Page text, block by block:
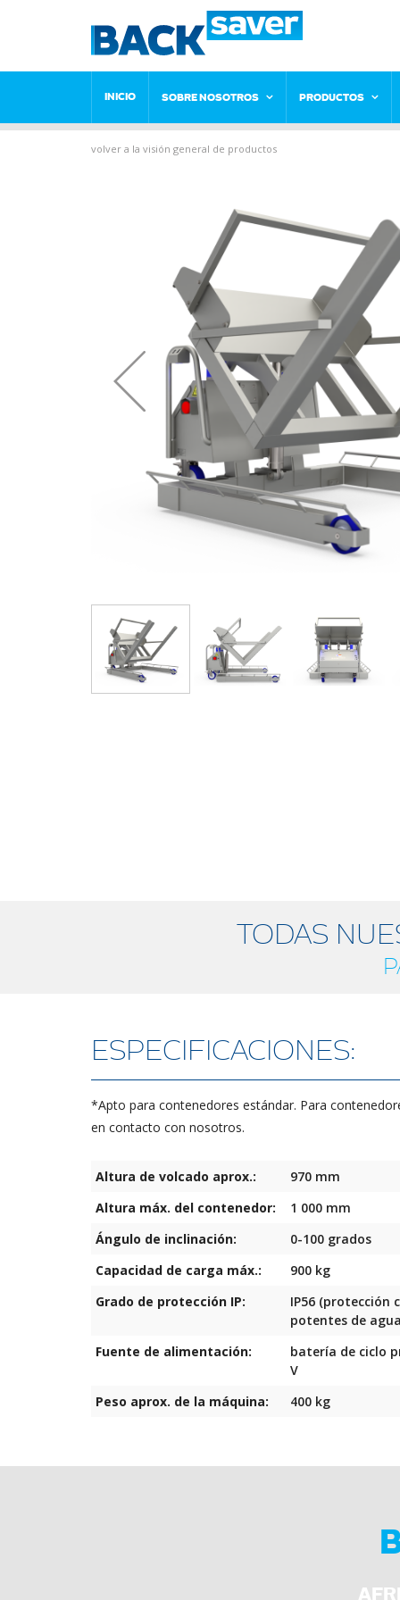
INICIO SOBRE NOSOTROS PRODUCTOS
volver a la visión general de productos
TODAS
ESPECIFICACIONES:
*Apto para contenedores estándar. Para
en contacto con nosotros.
Altura de volcado aprox.:
970 mm
Altura máx. del contenedor:
1 000 mm
Ángulo de inclinación:
0-100 grados
Capacidad de carga máx.:
900 kg
Grado de protección IP:
IP56 (protección
potentes de
Fuente de alimentación:
batería de ciclo
V
Peso aprox. de la máquina:
400 kg